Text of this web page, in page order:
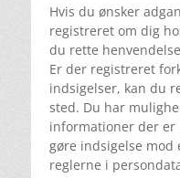
Hvis du ønsker
registreret om dig
du rette
Er der registreret
indsigelser, kan du
sted. Du har
informationer der er
gøre indsigelse
reglerne i